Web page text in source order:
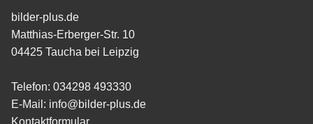
bilder-plus.de
Matthias-Erberger-Str. 10
04425 Taucha bei Leipzig
Telefon: 034298 493330
E-Mail: info@bilder-plus.de
Kontaktformular